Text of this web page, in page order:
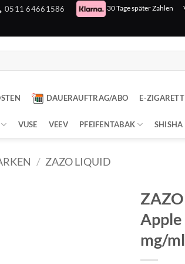
0511 64661586 30 Tage später Zahlen
DAUERAUFTRAG/ABO E-
VUSE VEEV PFEIFENTABAK SHISHA
/ ZAZO LIQUID
Apple
mg/ml